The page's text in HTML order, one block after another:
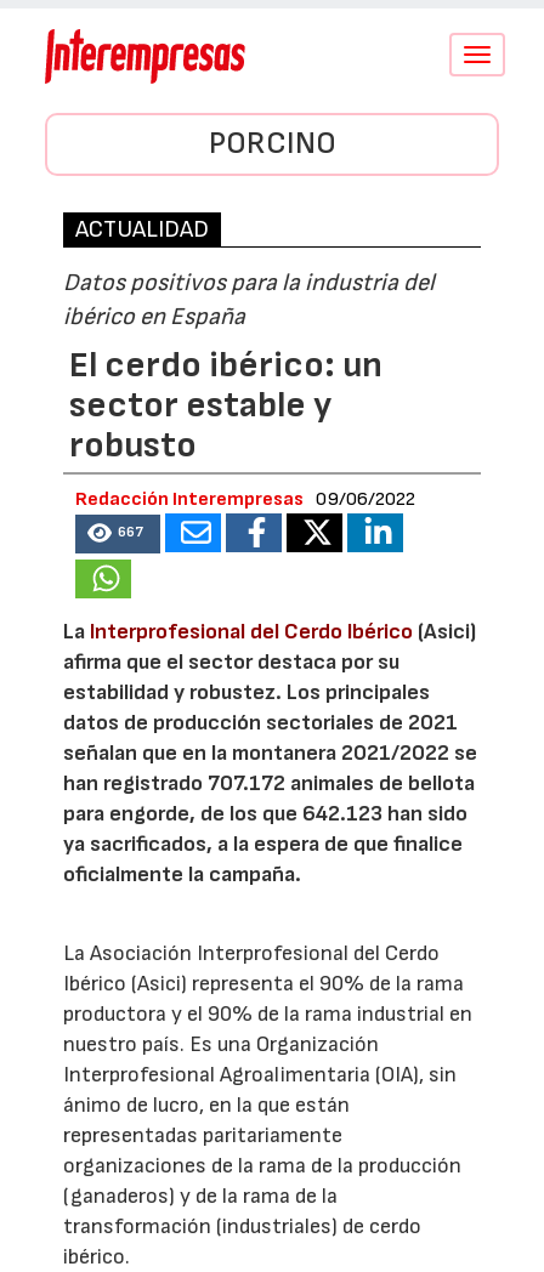
Conmutar
PORCINO
ACTUALIDAD
Datos positivos para la industria del
ibérico en España
El cerdo ibérico: un
sector estable y
robusto
Redacción Interempresas 09/06/2022
667
La Interprofesional del Cerdo Ibérico (Asici)
afirma que el sector destaca por su
estabilidad y robustez. Los principales
datos de producción sectoriales de 2021
señalan que en la montanera 2021/2022 se
han registrado 707.172 animales de bellota
para engorde, de los que 642.123 han sido
ya sacrificados, a la espera de que finalice
oficialmente la campaña.
La Asociación Interprofesional del Cerdo
Ibérico (Asici) representa el 90% de la rama
productora y el 90% de la rama industrial en
nuestro país. Es una Organización
Interprofesional Agroalimentaria (OIA), sin
ánimo de lucro, en la que están
representadas paritariamente
organizaciones de la rama de la producción
(ganaderos) y de la rama de la
transformación (industriales) de cerdo
ibérico.